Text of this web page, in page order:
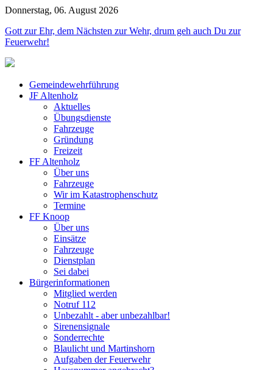
Donnerstag, 06. August 2026
Gott zur Ehr, dem Nächsten zur Wehr, drum geh auch Du zur
Feuerwehr!
Gemeindewehrführung
JF Altenholz
Aktuelles
Übungsdienste
Fahrzeuge
Gründung
Freizeit
FF Altenholz
Über uns
Fahrzeuge
Wir im Katastrophenschutz
Termine
FF Knoop
Über uns
Einsätze
Fahrzeuge
Dienstplan
Sei dabei
Bürgerinformationen
Mitglied werden
Notruf 112
Unbezahlt - aber unbezahlbar!
Sirenensignale
Sonderrechte
Blaulicht und Martinshorn
Aufgaben der Feuerwehr
Jahr
Monat
Jahr
Monat